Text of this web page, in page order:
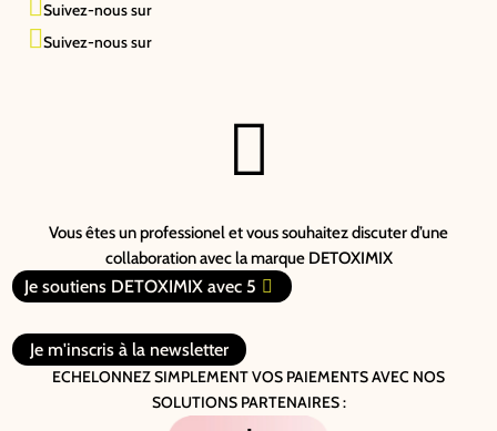
Suivez-nous sur
Suivez-nous sur

Vous êtes un professionel et vous souhaitez discuter d’une
collaboration avec la marque DETOXIMIX
Je soutiens DETOXIMIX avec 5
Je m'inscris à la newsletter
ECHELONNEZ SIMPLEMENT VOS PAIEMENTS AVEC NOS
SOLUTIONS PARTENAIRES :